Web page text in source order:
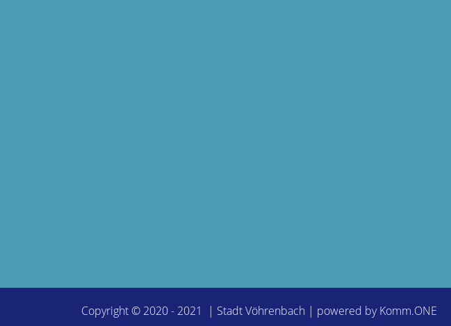
Copyright © 2020 - 2021 | Stadt Vöhrenbach | powered byKomm.ONE